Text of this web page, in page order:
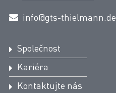
info@gts-thielmann.de
Společnost
Kariéra
Kontaktujte nás